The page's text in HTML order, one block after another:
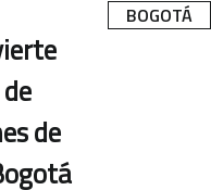
BOGOTÁ
de